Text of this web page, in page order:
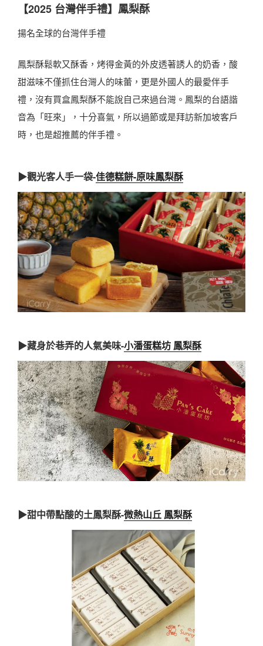
【2025 台灣伴手禮】鳳梨酥
揚名全球的台灣伴手禮
鳳梨酥鬆軟又酥香，烤得金黃的外皮透著誘人的奶香，酸
甜滋味不僅抓住台灣人的味蕾，更是外國人的最愛伴手
禮，沒有買盒鳳梨酥不能說自己來過台灣。鳳梨的台語諧
音為「旺來」，十分喜氣，所以過節或是拜訪新加坡客戶
時，也是超推薦的伴手禮。
▶觀光客人手一袋-佳德糕餅-原味鳳梨酥
▶藏身於巷弄的人氣美味-小潘蛋糕坊 鳳梨酥
▶甜中帶點酸的土鳳梨酥-微熱山丘 鳳梨酥